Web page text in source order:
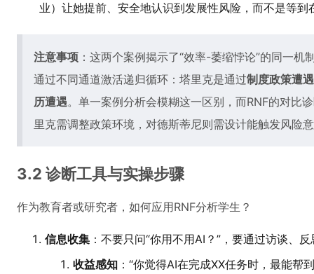
业）让她提前、安全地认识到发展性风险，而不是等到
注意事项 ：这两个案例揭示了“效率-萎缩悖论”的同一
通过不同通道激活递归循环：塔里克是通过制度政策遭遇
历遭遇。单一案例分析会模糊这一区别，而RNF的对比
里克需调整政策环境，对德斯蒂尼则需设计能触发风险
3.2 诊断工具与实操步骤
作为教育者或研究者，如何应用RNF分析学生？
信息收集 ：不要只问“你用不用AI？”，要通过访谈、
收益感知 ：“你觉得AI在完成XX任务时，最能帮